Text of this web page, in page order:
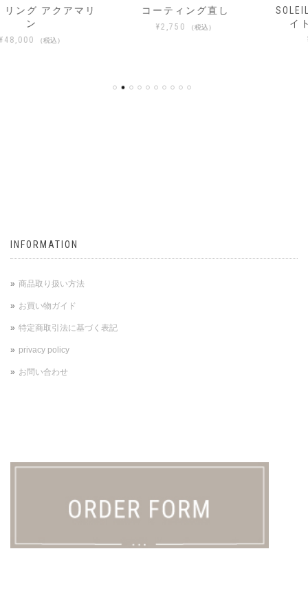
コーティング直し
SOLEIL_ソレイユ ヘソナ
イト イヤーカフ02
INFORMATION
商品取り扱い方法
お買い物ガイド
特定商取引法に基づく表記
privacy policy
お問い合わせ